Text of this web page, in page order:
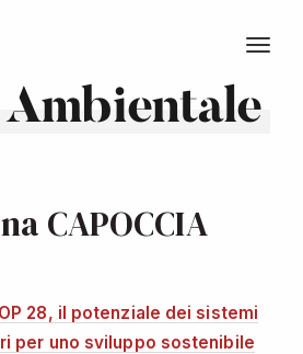
CAPOCCIA
28, il potenziale dei sistemi
per uno sviluppo sostenibile